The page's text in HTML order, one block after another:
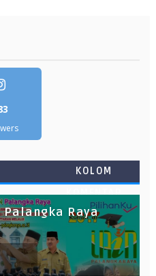
KOLOM
KOMENTAR
Palangka Raya